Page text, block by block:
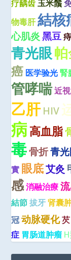
疗龋齿 玉米鬚
物毒肝結核
心肌炎黑豆
青光眼
癌 医学验光 腎
管哮喘近
乙肝 HIV
病高血脂
毒骨折青
實 眼底艾灸
感消融治療
結節 拔牙 肾囊
冠 动脉硬化
症 胃肠道肿瘤